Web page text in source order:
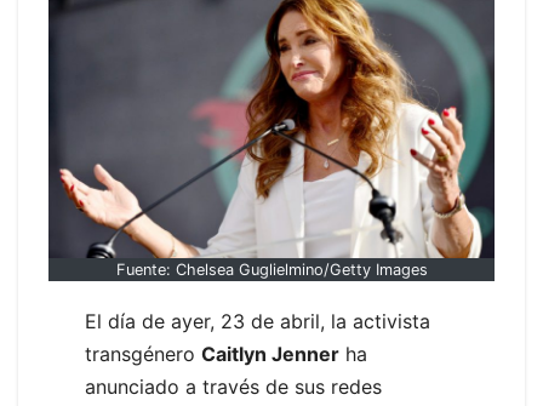
Fuente: Chelsea Guglielmino/Getty Images
El día de ayer, 23 de abril, la activista
transgénero Caitlyn Jenner ha
anunciado a través de sus redes